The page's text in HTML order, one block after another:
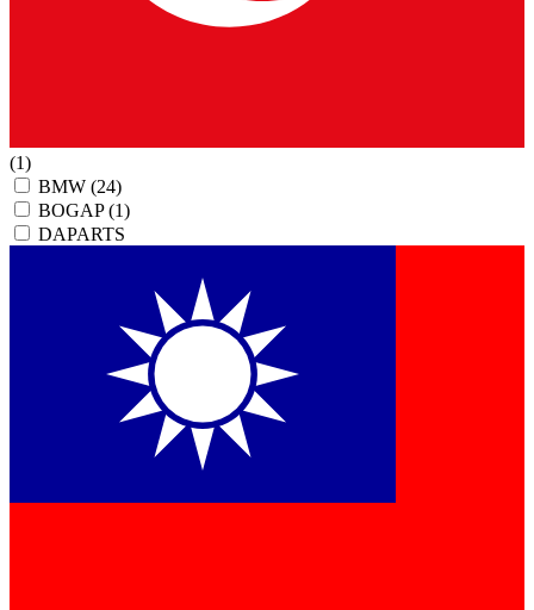
(1)
BMW (24)
BOGAP(1)
DAPARTS